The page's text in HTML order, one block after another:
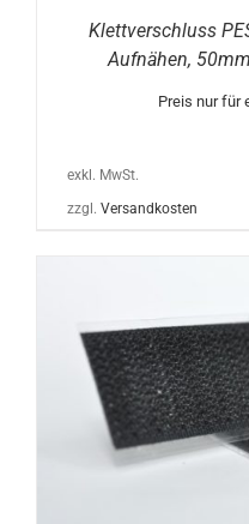
Klettverschluss
Aufnähen,
Preis nur für
exkl. MwSt.
zzgl. Versandkosten